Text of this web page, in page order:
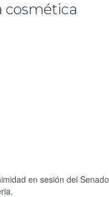
cosmética
en sesión del Senado